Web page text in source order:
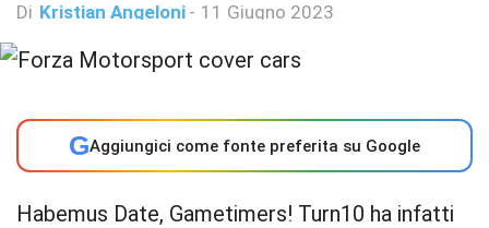
Di Kristian Angeloni - 11 Giugno 2023
GAggiungici come fonte preferita su Google
Habemus Date, Gametimers! Turn10 ha infatti